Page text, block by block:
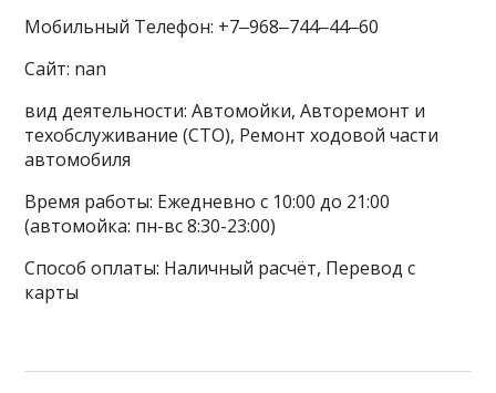
Мобильный Телефон: +7‒968‒744‒44‒60
Сайт: nan
вид деятельности: Автомойки, Авторемонт и
техобслуживание (СТО), Ремонт ходовой части
автомобиля
Время работы: Ежедневно с 10:00 до 21:00
(автомойка: пн-вс 8:30-23:00)
Способ оплаты: Наличный расчёт, Перевод с
карты